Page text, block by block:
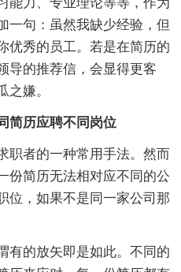
一句：虽然我缺少经验，但
优秀的员工。若是在简历的
导的推荐信，会显得更客
之嫌。
历应聘不同岗位
者的一种常用手法。然而
份简历无法相对应不同的公
位，如果不是同一家公司那
的放矢即是如此。不同的